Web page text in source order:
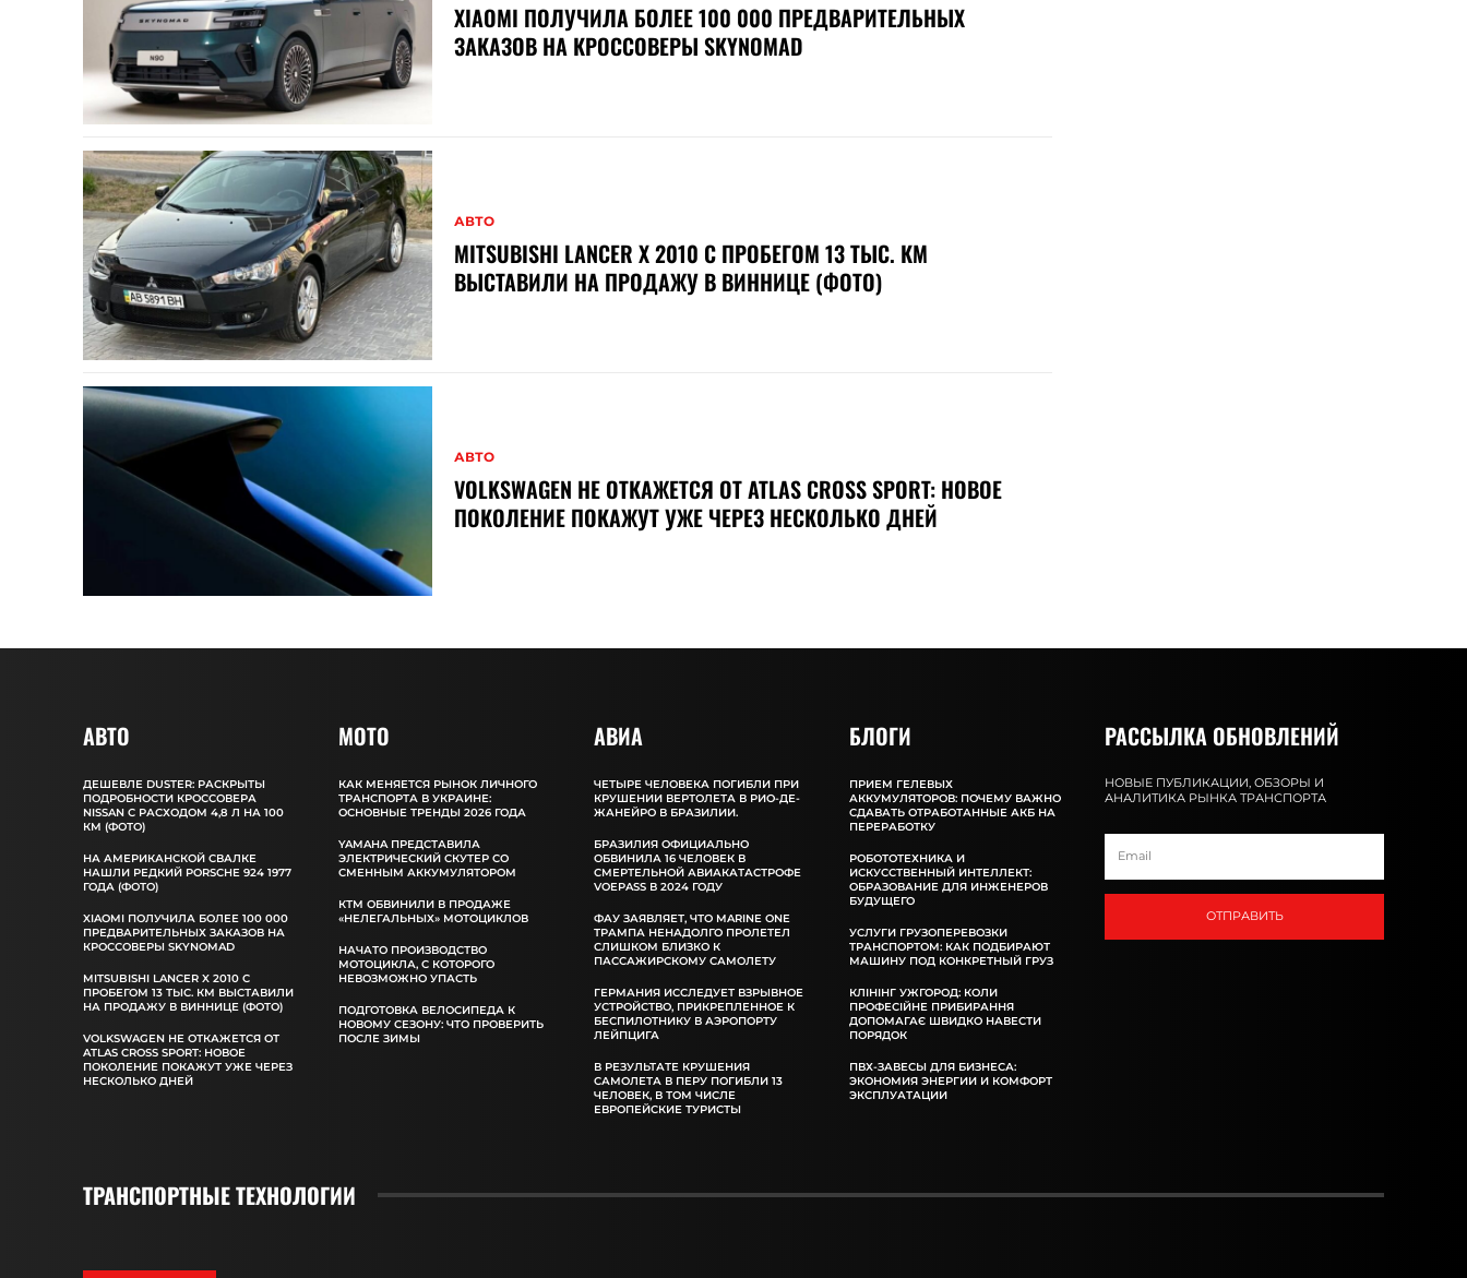
XIAOMI ПОЛУЧИЛА БОЛЕЕ 100 000 ПРЕДВАРИТЕЛЬНЫХ
ЗАКАЗОВ НА КРОССОВЕРЫ SKYNOMAD
АВТО
MITSUBISHI LANCER X 2010 С ПРОБЕГОМ 13 ТЫС. КМ
ВЫСТАВИЛИ НА ПРОДАЖУ В ВИННИЦЕ (ФОТО)
АВТО
VOLKSWAGEN НЕ ОТКАЖЕТСЯ ОТ ATLAS CROSS SPORT: НОВОЕ
ПОКОЛЕНИЕ ПОКАЖУТ УЖЕ ЧЕРЕЗ НЕСКОЛЬКО ДНЕЙ
АВТО
ДЕШЕВЛЕ DUSTER: РАСКРЫТЫ
ПОДРОБНОСТИ КРОССОВЕРА
NISSAN С РАСХОДОМ 4,8 Л НА 100
КМ (ФОТО)
НА АМЕРИКАНСКОЙ СВАЛКЕ
НАШЛИ РЕДКИЙ PORSCHE 924 1977
ГОДА (ФОТО)
XIAOMI ПОЛУЧИЛА БОЛЕЕ 100 000
ПРЕДВАРИТЕЛЬНЫХ ЗАКАЗОВ НА
КРОССОВЕРЫ SKYNOMAD
MITSUBISHI LANCER X 2010 С
ПРОБЕГОМ 13 ТЫС. КМ ВЫСТАВИЛИ
НА ПРОДАЖУ В ВИННИЦЕ (ФОТО)
VOLKSWAGEN НЕ ОТКАЖЕТСЯ ОТ
ATLAS CROSS SPORT: НОВОЕ
ПОКОЛЕНИЕ ПОКАЖУТ УЖЕ ЧЕРЕЗ
НЕСКОЛЬКО ДНЕЙ
MOTO
КАК МЕНЯЕТСЯ РЫНОК ЛИЧНОГО
ТРАНСПОРТА В УКРАИНЕ:
ОСНОВНЫЕ ТРЕНДЫ 2026 ГОДА
YAMAHA ПРЕДСТАВИЛА
ЭЛЕКТРИЧЕСКИЙ СКУТЕР СО
СМЕННЫМ АККУМУЛЯТОРОМ
КТМ ОБВИНИЛИ В ПРОДАЖЕ
«НЕЛЕГАЛЬНЫХ» МОТОЦИКЛОВ
НАЧАТО ПРОИЗВОДСТВО
МОТОЦИКЛА, С КОТОРОГО
НЕВОЗМОЖНО УПАСТЬ
ПОДГОТОВКА ВЕЛОСИПЕДА К
НОВОМУ СЕЗОНУ: ЧТО ПРОВЕРИТЬ
ПОСЛЕ ЗИМЫ
АВИА
ЧЕТЫРЕ ЧЕЛОВЕКА ПОГИБЛИ ПРИ
КРУШЕНИИ ВЕРТОЛЕТА В РИО-ДЕ-
ЖАНЕЙРО В БРАЗИЛИИ.
БРАЗИЛИЯ ОФИЦИАЛЬНО
ОБВИНИЛА 16 ЧЕЛОВЕК В
СМЕРТЕЛЬНОЙ АВИАКАТАСТРОФЕ
VOEPASS В 2024 ГОДУ
ФАУ ЗАЯВЛЯЕТ, ЧТО MARINE ONE
ТРАМПА НЕНАДОЛГО ПРОЛЕТЕЛ
СЛИШКОМ БЛИЗКО К
ПАССАЖИРСКОМУ САМОЛЕТУ
ГЕРМАНИЯ ИССЛЕДУЕТ ВЗРЫВНОЕ
УСТРОЙСТВО, ПРИКРЕПЛЕННОЕ К
БЕСПИЛОТНИКУ В АЭРОПОРТУ
ЛЕЙПЦИГА
В РЕЗУЛЬТАТЕ КРУШЕНИЯ
САМОЛЕТА В ПЕРУ ПОГИБЛИ 13
ЧЕЛОВЕК, В ТОМ ЧИСЛЕ
ЕВРОПЕЙСКИЕ ТУРИСТЫ
БЛОГИ
ПРИЕМ ГЕЛЕВЫХ
АККУМУЛЯТОРОВ: ПОЧЕМУ ВАЖНО
СДАВАТЬ ОТРАБОТАННЫЕ АКБ НА
ПЕРЕРАБОТКУ
РОБОТОТЕХНИКА И
ИСКУССТВЕННЫЙ ИНТЕЛЛЕКТ:
ОБРАЗОВАНИЕ ДЛЯ ИНЖЕНЕРОВ
БУДУЩЕГО
УСЛУГИ ГРУЗОПЕРЕВОЗКИ
ТРАНСПОРТОМ: КАК ПОДБИРАЮТ
МАШИНУ ПОД КОНКРЕТНЫЙ ГРУЗ
КЛІНІНГ УЖГОРОД: КОЛИ
ПРОФЕСІЙНЕ ПРИБИРАННЯ
ДОПОМАГАЄ ШВИДКО НАВЕСТИ
ПОРЯДОК
ПВХ-ЗАВЕСЫ ДЛЯ БИЗНЕСА:
ЭКОНОМИЯ ЭНЕРГИИ И КОМФОРТ
ЭКСПЛУАТАЦИИ
РАССЫЛКА ОБНОВЛЕНИЙ
НОВЫЕ ПУБЛИКАЦИИ, ОБЗОРЫ И
АНАЛИТИКА РЫНКА ТРАНСПОРТА
ОТПРАВИТЬ
ТРАНСПОРТНЫЕ ТЕХНОЛОГИИ